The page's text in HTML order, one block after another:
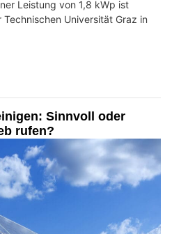
Leistung von 1,8 kWp ist
Universität Graz in
Sinnvoll oder
rufen?